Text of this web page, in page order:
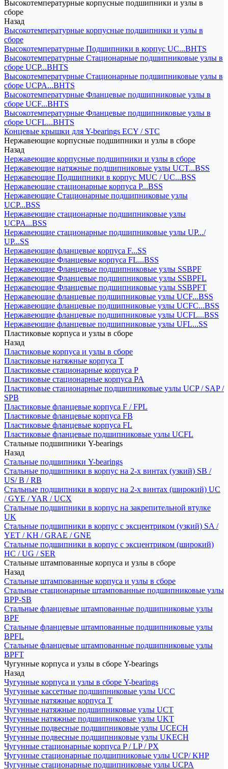
Высокотемпературные корпусные подшипники и узлы в
сборе
Назад
Высокотемпературные корпусные подшипники и узлы в
сборе
Высокотемпературные Подшипники в корпус UC...BHTS
Высокотемпературные Стационарные подшипниковые узлы в
сборе UCP...BHTS
Высокотемпературные Стационарные подшипниковые узлы в
сборе UCPA...BHTS
Высокотемпературные Фланцевые подшипниковые узлы в
сборе UCF...BHTS
Высокотемпературные Фланцевые подшипниковые узлы в
сборе UCFL...BHTS
Концевые крышки для Y-bearings ECY / STC
Нержавеющие корпусные подшипники и узлы в сборе
Назад
Нержавеющие корпусные подшипники и узлы в сборе
Нержавеющие натяжные подшипниковые узлы UCT...BSS
Нержавеющие Подшипники в корпус MUC / UC...BSS
Нержавеющие стационарные корпуса P...BSS
Нержавеющие Стационарные подшипниковые узлы
UCP...BSS
Нержавеющие стационарные подшипниковые узлы
UCPA...BSS
Нержавеющие стационарные подшипниковые узлы UP.../
UP...SS
Нержавеющие фланцевые корпуса F...SS
Нержавеющие Фланцевые корпуса FL...BSS
Нержавеющие Фланцевые подшипниковые узлы SSBPF
Нержавеющие Фланцевые подшипниковые узлы SSBPFL
Нержавеющие Фланцевые подшипниковые узлы SSBPFT
Нержавеющие фланцевые подшипниковые узлы UCF...BSS
Нержавеющие фланцевые подшипниковые узлы UCFC...BSS
Нержавеющие фланцевые подшипниковые узлы UCFL...BSS
Нержавеющие фланцевые подшипниковые узлы UFL...SS
Пластиковые корпуса и узлы в сборе
Назад
Пластиковые корпуса и узлы в сборе
Пластиковые натяжные корпуса T
Пластиковые стационарные корпуса P
Пластиковые стационарные корпуса PA
Пластиковые стационарные подшипниковые узлы UCP / SAP /
SPB
Пластиковые фланцевые корпуса F / FPL
Пластиковые фланцевые корпуса FB
Пластиковые фланцевые корпуса FL
Пластиковые фланцевые подшипниковые узлы UCFL
Стальные подшипники Y-bearings
Назад
Стальные подшипники Y-bearings
Стальные подшипники в корпус на 2-х винтах (узкий) SB /
US/ B / RB
Стальные подшипники в корпус на 2-х винтах (широкий) UC
/ GYE / YAR / UCX
Стальные подшипники в корпус на закрепительной втулке
UK
Стальные подшипники в корпус с эксцентриком (узкий) SA /
YET / KH / GRAE / GNE
Стальные подшипники в корпус с эксцентриком (широкий)
HC / UG / SER
Стальные штампованные корпуса и узлы в сборе
Назад
Стальные штампованные корпуса и узлы в сборе
Стальные стационарные штампованные подшипниковые узлы
BPP-SB
Стальные фланцевые штампованные подшипниковые узлы
BPF
Стальные фланцевые штампованные подшипниковые узлы
BPFL
Стальные фланцевые штампованные подшипниковые узлы
BPFT
Чугунные корпуса и узлы в сборе Y-bearings
Назад
Чугунные корпуса и узлы в сборе Y-bearings
Чугунные кассетные подшипниковые узлы UCC
Чугунные натяжные корпуса T
Чугунные натяжные подшипниковые узлы UCT
Чугунные натяжные подшипниковые узлы UKT
Чугунные подвесные подшипниковые узлы UCECH
Чугунные подвесные подшипниковые узлы UKECH
Чугунные стационарные корпуса P / LP / PX
Чугунные стационарные подшипниковые узлы UCP/ KHP
Чугунные стационарные подшипниковые узлы UCPA